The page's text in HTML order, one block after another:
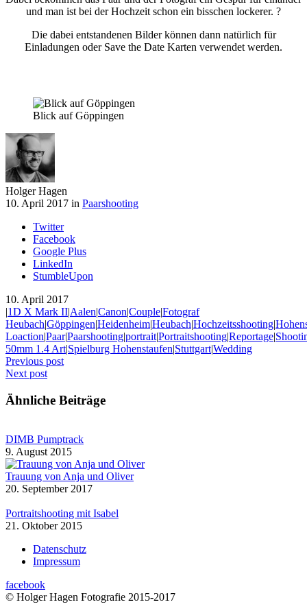
und man ist bei der Hochzeit schon ein bisschen lockerer. ?
Die dabei entstandenen Bilder können dann natürlich für
Einladungen oder Save the Date Karten verwendet werden.
Blick auf Göppingen
Holger Hagen
10. April 2017 in Paarshooting
Twitter
Facebook
Google Plus
LinkedIn
StumbleUpon
10. April 2017
|1D X Mark II|Aalen|Canon|Couple|Fotograf
Heubach|Göppingen|Heidenheim|Heubach|Hochzeitsshooting|
Loaction|Paar|Paarshooting|portrait|Portraitshooting|Reportage|
50mm 1.4 Art|Spielburg Hohenstaufen|Stuttgart|Wedding
Previous post
Next post
Ähnliche Beiträge
DIMB Pumptrack
9. August 2015
Trauung von Anja und Oliver
20. September 2017
Portraitshooting mit Isabel
21. Oktober 2015
Datenschutz
Impressum
facebook
© Holger Hagen Fotografie 2015-2017